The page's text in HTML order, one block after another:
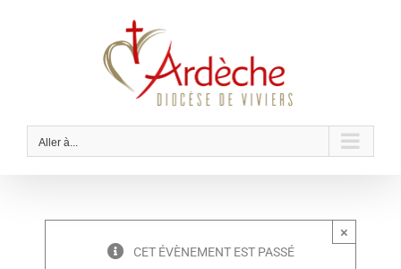
Aller à...
×
CET ÉVÈNEMENT EST PASSÉ